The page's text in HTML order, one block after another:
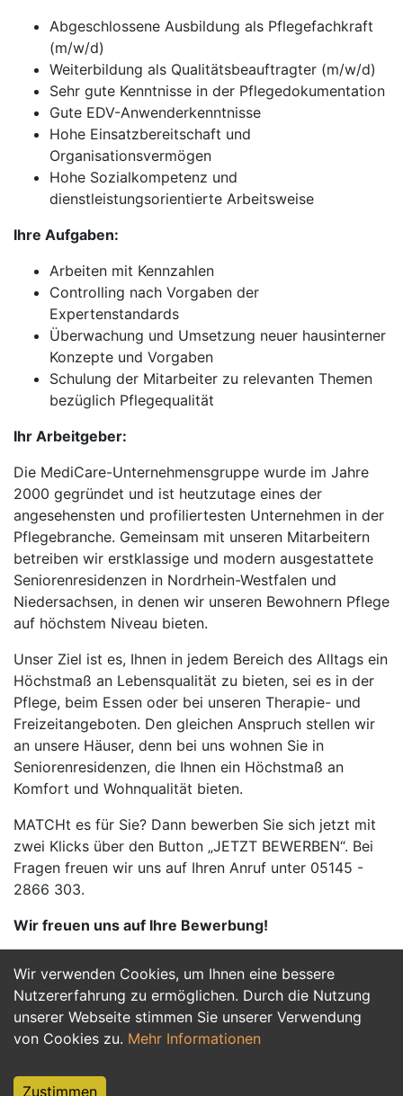
Wir verwenden Cookies, um Ihnen eine bessere
Nutzererfahrung zu ermöglichen. Durch die Nutzung
unserer Webseite stimmen Sie unserer Verwendung
von Cookies zu. Mehr Informationen
Zustimmen
Abgeschlossene Ausbildung als Pflegefachkraft
(m/w/d)
Weiterbildung als Qualitätsbeauftragter (m/w/d)
Sehr gute Kenntnisse in der Pflegedokumentation
Gute EDV-Anwenderkenntnisse
Hohe Einsatzbereitschaft und
Organisationsvermögen
Hohe Sozialkompetenz und
dienstleistungsorientierte Arbeitsweise
Ihre Aufgaben:
Arbeiten mit Kennzahlen
Controlling nach Vorgaben der
Expertenstandards
Überwachung und Umsetzung neuer hausinterner
Konzepte und Vorgaben
Schulung der Mitarbeiter zu relevanten Themen
bezüglich Pflegequalität
Ihr Arbeitgeber:
Die MediCare-Unternehmensgruppe wurde im Jahre
2000 gegründet und ist heutzutage eines der
angesehensten und profiliertesten Unternehmen in der
Pflegebranche. Gemeinsam mit unseren Mitarbeitern
betreiben wir erstklassige und modern ausgestattete
Seniorenresidenzen in Nordrhein-Westfalen und
Niedersachsen, in denen wir unseren Bewohnern Pflege
auf höchstem Niveau bieten.
Unser Ziel ist es, Ihnen in jedem Bereich des Alltags ein
Höchstmaß an Lebensqualität zu bieten, sei es in der
Pflege, beim Essen oder bei unseren Therapie- und
Freizeitangeboten. Den gleichen Anspruch stellen wir
an unsere Häuser, denn bei uns wohnen Sie in
Seniorenresidenzen, die Ihnen ein Höchstmaß an
Komfort und Wohnqualität bieten.
MATCHt es für Sie? Dann bewerben Sie sich jetzt mit
zwei Klicks über den Button „JETZT BEWERBEN“. Bei
Fragen freuen wir uns auf Ihren Anruf unter 05145 -
2866 303.
Wir freuen uns auf Ihre Bewerbung!
Jetzt Bewerben